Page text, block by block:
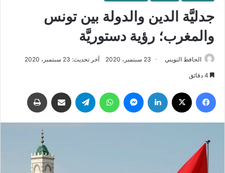
جدليَّة الدين والدولة بين تونس
والمغرب؛ رؤية دستوريَّة
الحافظ النويني 23 سبتمبر، 2020 آخر تحديث: 23 سبتمبر، 2020